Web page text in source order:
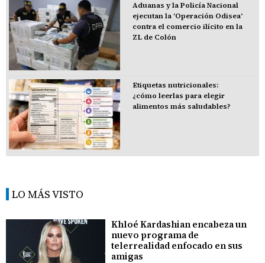
Aduanas y la Policía Nacional
ejecutan la 'Operación Odisea'
contra el comercio ilícito en la
ZL de Colón
Etiquetas nutricionales:
¿cómo leerlas para elegir
alimentos más saludables?
LO MÁS VISTO
Khloé Kardashian encabeza un
nuevo programa de
telerrealidad enfocado en sus
amigas